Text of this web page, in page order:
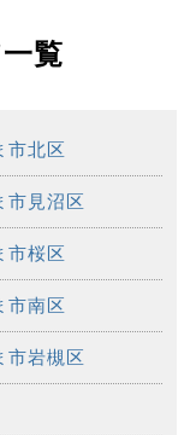
覧
市北区
市見沼区
市桜区
市南区
市岩槻区